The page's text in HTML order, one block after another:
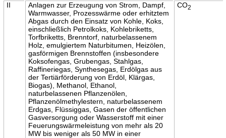
II
Anlagen zur Erzeugung von Strom, Dampf,
Warmwasser, Prozesswärme oder erhitztem
Abgas durch den Einsatz von Kohle, Koks,
einschließlich Petrolkoks, Kohlebriketts,
Torfbriketts, Brenntorf, naturbelassenem
Holz, emulgiertem Naturbitumen, Heizölen,
gasförmigen Brennstoffen (insbesondere
Koksofengas, Grubengas, Stahlgas,
Raffineriegas, Synthesegas, Erdölgas aus
der Tertiärförderung von Erdöl, Klärgas,
Biogas), Methanol, Ethanol,
naturbelassenen Pflanzenölen,
Pflanzenölmethylestern, naturbelassenem
Erdgas, Flüssiggas, Gasen der öffentlichen
Gasversorgung oder Wasserstoff mit einer
Feuerungswärmeleistung von mehr als 20
MW bis weniger als 50 MW in einer
CO2